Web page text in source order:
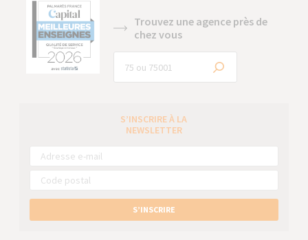
Trouvez une agence près de
chez vous
S’INSCRIRE À LA
NEWSLETTER
S’INSCRIRE